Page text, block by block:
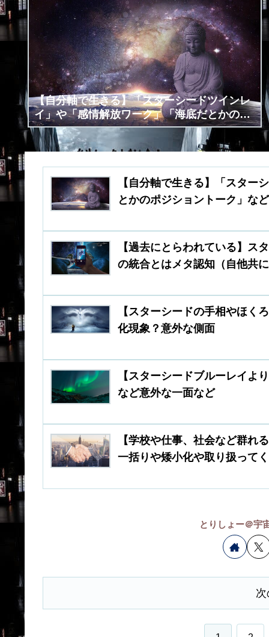
【自分軸で生きる】「スターシードツインレ
イ」や「感情解放ワーク」「海底だとかのポ
ジショントーク」など流行る中で……
【自分軸で生きる】「スター
とかのポジショントーク」な
【過去にとらわれている】ス
の統合とはメタ認知（自他共
【スターシードの手相やほく
化現象？意外な側面
【スターシードブルーレイよ
など意外な一面など
【学校や仕事、社会など群れ
一括りや矮小化や取り扱って
とりしょー＠宇